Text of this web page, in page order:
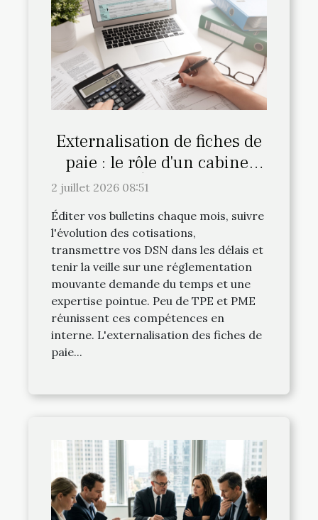
Externalisation de fiches de
paie : le rôle d'un cabinet
comme Équation Paie
2 juillet 2026 08:51
Éditer vos bulletins chaque mois, suivre
l'évolution des cotisations,
transmettre vos DSN dans les délais et
tenir la veille sur une réglementation
mouvante demande du temps et une
expertise pointue. Peu de TPE et PME
réunissent ces compétences en
interne. L'externalisation des fiches de
paie...